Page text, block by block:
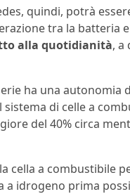
quindi, potrà
tra la batteria
alla quotidianità, a
ha una autonomia
sistema di celle a
del 40% circa
cella a combustibile
a idrogeno prima